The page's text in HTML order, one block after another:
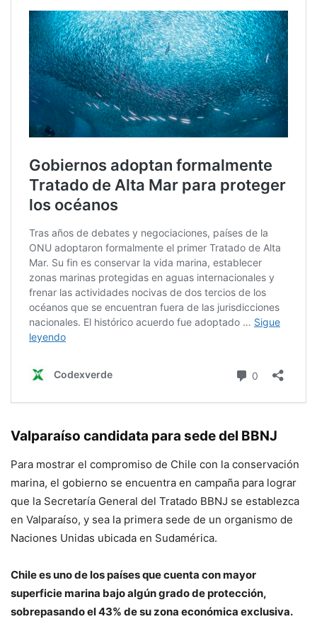
Valparaíso candidata para sede del BBNJ
Para mostrar el compromiso de Chile con la conservación
marina, el gobierno se encuentra en campaña para lograr
que la Secretaría General del Tratado BBNJ se establezca
en Valparaíso, y sea la primera sede de un organismo de
Naciones Unidas ubicada en Sudamérica.
Chile es uno de los países que cuenta con mayor
superficie marina bajo algún grado de protección,
sobrepasando el 43% de su zona económica exclusiva.